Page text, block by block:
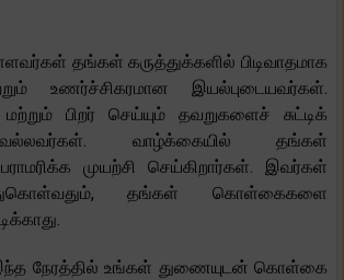
தங்கள் கருத்துக்களில் பிடிவாதமாக
உணர்ச்சிகரமான இயல்புடையவர்கள்.
பிறர் செய்யும் தவறுகளைச் சுட்டிக்
வல்லவர்கள். வாழ்க்கையில் தங்கள்
முயற்சி செய்கிறார்கள். இவர்கள்
தங்கள் கொள்கைகளை
நேரத்தில் உங்கள் துணையுடன் கொள்கை